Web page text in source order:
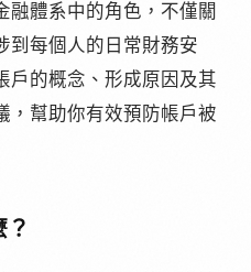
融體系中的角色，不僅關
到每個人的日常財務安
戶的概念、形成原因及其
，幫助你有效預防帳戶被